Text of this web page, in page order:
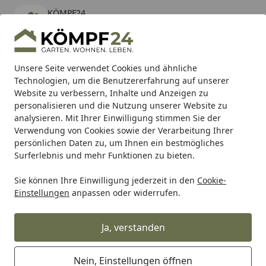
Unsere Seite verwendet Cookies und ähnliche
Technologien, um die Benutzererfahrung auf unserer
Website zu verbessern, Inhalte und Anzeigen zu
personalisieren und die Nutzung unserer Website zu
analysieren. Mit Ihrer Einwilligung stimmen Sie der
Verwendung von Cookies sowie der Verarbeitung Ihrer
persönlichen Daten zu, um Ihnen ein bestmögliches
Surferlebnis und mehr Funktionen zu bieten.
Sie können Ihre Einwilligung jederzeit in den Cookie-
Einstellungen anpassen oder widerrufen.
Ja, verstanden
Nein, Einstellungen öffnen
KÖMPF24
kostenlos - Im App Store
Hotline
Alle Produkte
Mein Konto
Suchen
Karibu Pools inkl. gratis Sandfilteranlage & Pool-
Starterset (Gesamtwert bis 468,99€)
Startseite
RK Rk Motorradkette RK Kette 428HSB 144 Glieder
RK Kette 428HSB 144 Glieder